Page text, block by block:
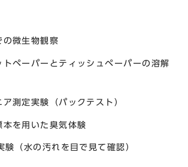
生物観察
ーパーとティッシュペーパーの溶解
定実験（パックテスト）
用いた臭気体験
水の汚れを目で見て確認）